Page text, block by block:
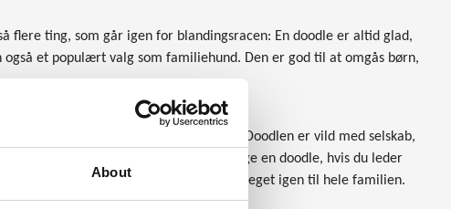
About
flere ting, som går igen for blandingsracen: En doodle er altid glad,
et populært valg som familiehund. Den er god til at omgås børn,
rollen som et ekstra familiemedlem. Doodlen er vild med selskab,
sin ejer. Du skal derfor ikke vælge en doodle, hvis du leder
opmærksomhed, men giver også meget igen til hele familien.